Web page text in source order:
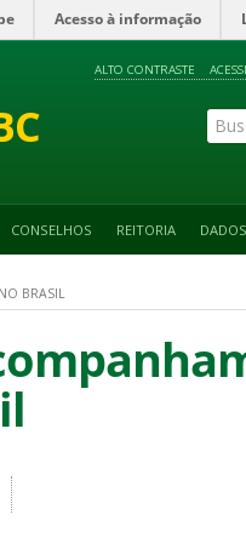
Acesso à informação
ALTO CONTRASTE
CONSELHOS REITORIA DADOS
BRASIL